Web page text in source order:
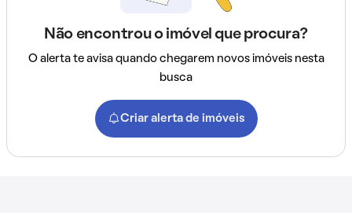
Não encontrou o imóvel que procura?
O alerta te avisa quando chegarem novos imóveis nesta
busca
Criar alerta de imóveis